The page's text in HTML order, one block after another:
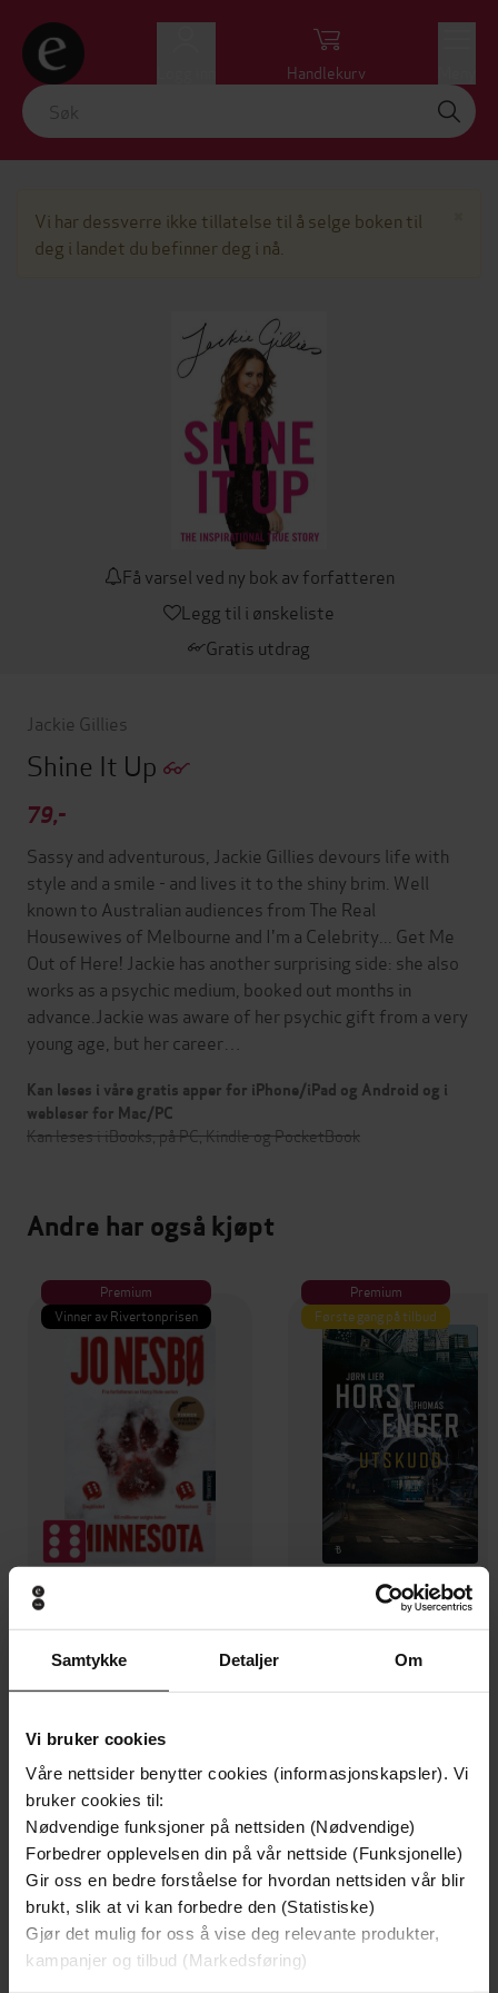
Samtykke Detaljer Om
Vi bruker cookies
Våre nettsider benytter cookies (informasjonskapsler). Vi
bruker cookies til:
Nødvendige funksjoner på nettsiden (Nødvendige)
Forbedrer opplevelsen din på vår nettside (Funksjonelle)
Gir oss en bedre forståelse for hvordan nettsiden vår blir
brukt, slik at vi kan forbedre den (Statistiske)
Gjør det mulig for oss å vise deg relevante produkter,
kampanjer og tilbud (Markedsføring)
Handlekurv
Vi har dessverre ikke tillatelse til å selge boken til
deg i landet du befinner deg i nå.
Få varsel ved ny bok av forfatteren
Legg til i ønskeliste
Gratis utdrag
Jackie Gillies
Shine It Up
79,-
Sassy and adventurous, Jackie Gillies devours life with
style and a smile - and lives it to the shiny brim. Well
known to Australian audiences from The Real
Housewives of Melbourne and I'm a Celebrity... Get Me
Out of Here! Jackie has another surprising side: she also
works as a psychic medium, booked out months in
advance.Jackie was aware of her psychic gift from a very
young age, but her career…
Kan leses i våre gratis apper for iPhone/iPad og Android og i
webleser for Mac/PC
Kan leses i iBooks, på PC, Kindle og PocketBook
Andre har også kjøpt
Premium
Vinner av Rivertonprisen
199,-
Minnesota
Jo Nesbø
Premium
Første gang på tilbud
349,-
Utskudd
Undertittel The inspirational true story
Forfattere Jackie Gillies(forfatter)
Forlag Hachette Australia
Utgitt 26.03.2019